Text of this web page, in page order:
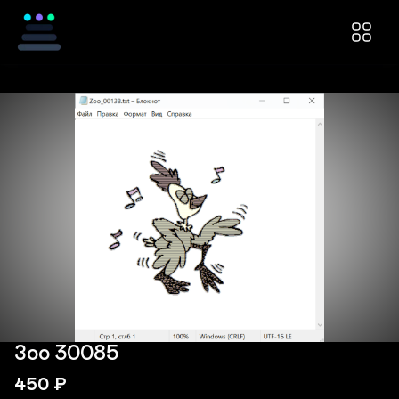
Зоо 30085
450 ₽